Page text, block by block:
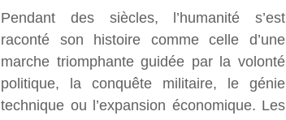
Pendant des siècles, l’humanité s’est
raconté son histoire comme celle d’une
marche triomphante guidée par la volonté
politique, la conquête militaire, le génie
technique ou l’expansion économique. Les